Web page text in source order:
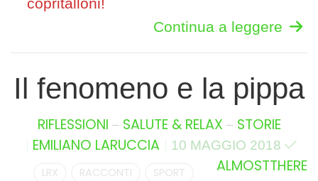
copritalloni!
Continua a leggere
Il fenomeno e la pippa
RIFLESSIONI – SALUTE & RELAX – STORIE
EMILIANO LARUCCIA
10 MAGGIO 2018
ALMOSTTHERE
LRX RACCONTI
SPORT